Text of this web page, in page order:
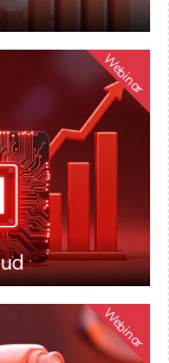
Webinar
Webinar